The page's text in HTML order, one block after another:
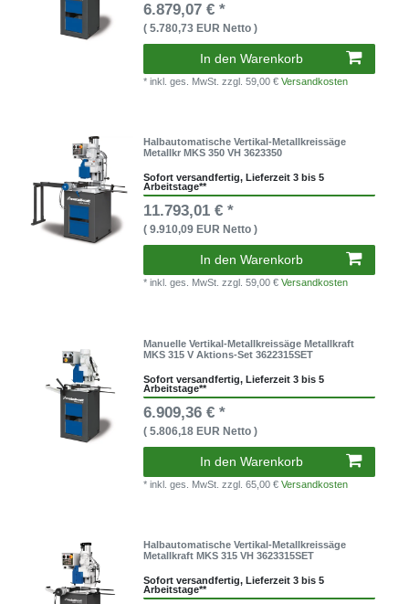
6.879,07 € *
( 5.780,73 EUR Netto )
In den Warenkorb
* inkl. ges. MwSt.zzgl. 59,00 €Versandkosten
Halbautomatische Vertikal-Metallkreissäge
Metallkr MKS 350 VH 3623350
Sofort versandfertig, Lieferzeit 3 bis 5
Arbeitstage**
11.793,01 € *
( 9.910,09 EUR Netto )
In den Warenkorb
* inkl. ges. MwSt.zzgl. 59,00 €Versandkosten
Manuelle Vertikal-Metallkreissäge Metallkraft
MKS 315 V Aktions-Set 3622315SET
Sofort versandfertig, Lieferzeit 3 bis 5
Arbeitstage**
6.909,36 € *
( 5.806,18 EUR Netto )
In den Warenkorb
* inkl. ges. MwSt.zzgl. 65,00 €Versandkosten
Halbautomatische Vertikal-Metallkreissäge
Metallkraft MKS 315 VH 3623315SET
Sofort versandfertig, Lieferzeit 3 bis 5
Arbeitstage**